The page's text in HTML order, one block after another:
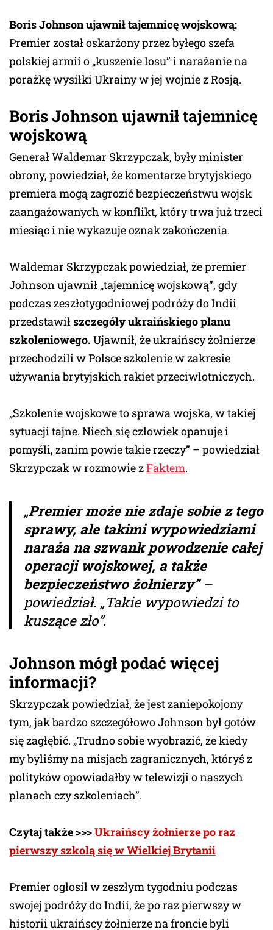
Boris Johnson ujawnił tajemnicę wojskową:
Premier został oskarżony przez byłego szefa
polskiej armii o „kuszenie losu” i narażanie na
porażkę wysiłki Ukrainy w jej wojnie z Rosją.
Boris Johnson ujawnił tajemnicę
wojskową
Generał Waldemar Skrzypczak, były minister
obrony, powiedział, że komentarze brytyjskiego
premiera mogą zagrozić bezpieczeństwu wojsk
zaangażowanych w konflikt, który trwa już trzeci
miesiąc i nie wykazuje oznak zakończenia.
Waldemar Skrzypczak powiedział, że premier
Johnson ujawnił „tajemnicę wojskową”, gdy
podczas zeszłotygodniowej podróży do Indii
przedstawił szczegóły ukraińskiego planu
szkoleniowego. Ujawnił, że ukraińscy żołnierze
przechodzili w Polsce szkolenie w zakresie
używania brytyjskich rakiet przeciwlotniczych.
„Szkolenie wojskowe to sprawa wojska, w takiej
sytuacji tajne. Niech się człowiek opanuje i
pomyśli, zanim powie takie rzeczy” – powiedział
Skrzypczak w rozmowie zFaktem.
„Premier może nie zdaje sobie z tego
sprawy, ale takimi wypowiedziami
naraża na szwank powodzenie całej
operacji wojskowej, a także
bezpieczeństwo żołnierzy”–
powiedział. „Takie wypowiedzi to
kuszące zło”.
Johnson mógł podać więcej
informacji?
Skrzypczak powiedział, że jest zaniepokojony
tym, jak bardzo szczegółowo Johnson był gotów
się zagłębić. „Trudno sobie wyobrazić, że kiedy
my byliśmy na misjach zagranicznych, któryś z
polityków opowiadałby w telewizji o naszych
planach czy szkoleniach”.
Czytaj także >>>Ukraińscy żołnierze po raz
pierwszy szkolą się w Wielkiej Brytanii
Premier ogłosił w zeszłym tygodniu podczas
swojej podróży do Indii, że po raz pierwszy w
historii ukraińscy żołnierze na froncie byli